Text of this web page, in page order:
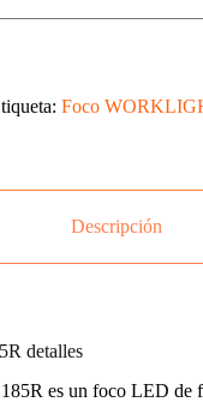
Foco
Descripción
detalles
es un foco LED de